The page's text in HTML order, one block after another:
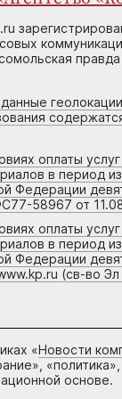
правда
оплаты
в период
Федерации
58967 от
оплаты
в период
Федерации
(св-во
«Новости
основе.